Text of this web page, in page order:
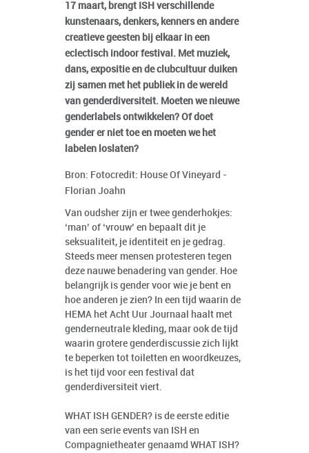
17 maart, brengt ISH verschillende
kunstenaars, denkers, kenners en andere
creatieve geesten bij elkaar in een
eclectisch indoor festival. Met muziek,
dans, expositie en de clubcultuur duiken
zij samen met het publiek in de wereld
van genderdiversiteit. Moeten we nieuwe
genderlabels ontwikkelen? Of doet
gender er niet toe en moeten we het
labelen loslaten?
Bron: Fotocredit: House Of Vineyard -
Florian Joahn
Van oudsher zijn er twee genderhokjes:
‘man’ of ‘vrouw’ en bepaalt dit je
seksualiteit, je identiteit en je gedrag.
Steeds meer mensen protesteren tegen
deze nauwe benadering van gender. Hoe
belangrijk is gender voor wie je bent en
hoe anderen je zien? In een tijd waarin de
HEMA het Acht Uur Journaal haalt met
genderneutrale kleding, maar ook de tijd
waarin grotere genderdiscussie zich lijkt
te beperken tot toiletten en woordkeuzes,
is het tijd voor een festival dat
genderdiversiteit viert.
WHAT ISH GENDER? is de eerste editie
van een serie events van ISH en
Compagnietheater genaamd WHAT ISH?